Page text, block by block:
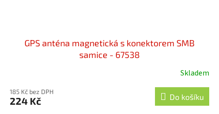
GPS anténa magnetická s konektorem SMB
samice - 67538
Skladem
185 Kč bez DPH
224 Kč Do košíku